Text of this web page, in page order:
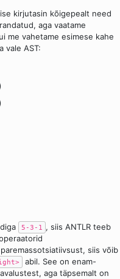
kirjutasin kõigepealt need
aga vaatame
me vahetame esimese kahe
vale AST:
5-3-1 , siis ANTLR teeb
siis võib
abil. See on enam-
aga täpsemalt on